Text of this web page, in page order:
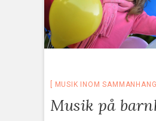
MUSIK INOM SAMMANHANG
Musik på